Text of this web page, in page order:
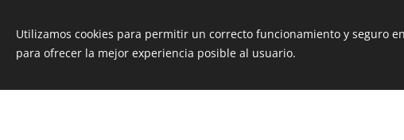
Creado con
Webnode
Utilizamos cookies para permitir un correcto funcionamiento y seguro
para ofrecer la mejor experiencia posible al usuario.